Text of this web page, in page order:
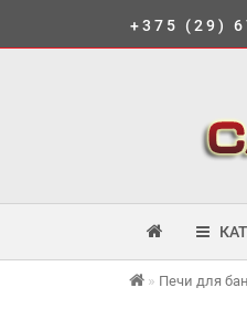
+375 (29)
Печи для